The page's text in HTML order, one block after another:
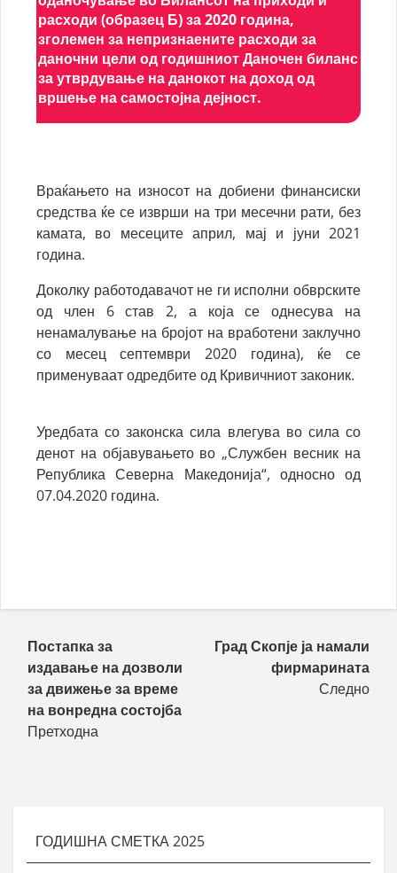
расходи (образец Б) за 2020 година,
зголемен за непризнаените расходи за
даночни цели од годишниот Даночен биланс
за утврдување на данокот на доход од
вршење на самостојна дејност.
Враќањето на износот на добиени финансиски
средства ќе се изврши на три месечни рати, без
камата, во месеците април, мај и јуни 2021
година.
Доколку работодавачот не ги исполни обврските
од член 6 став 2, а која се однесува на
ненамалување на бројот на вработени заклучно
со месец септември 2020 година), ќе се
применуваат одредбите од Кривичниот законик.
Уредбата со законска сила влегува во сила со
денот на објавувањето во „Службен весник на
Република Северна Македонија“, односно од
07.04.2020 година.
Постапка за
издавање на дозволи
за движење за време
на вонредна состојба
Претходна
Град Скопје ја намали
фирмарината
Следно
ГОДИШНА СМЕТКА 2025